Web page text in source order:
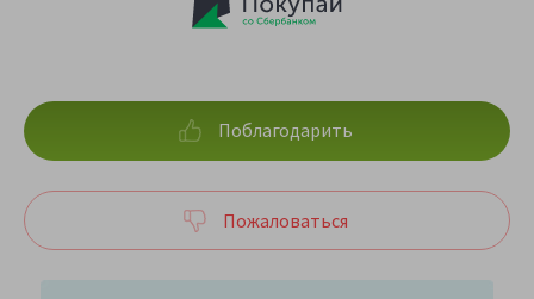
Поблагодарить
Пожаловаться